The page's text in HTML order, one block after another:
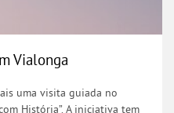
Vialonga
uma visita guiada no
História”. A iniciativa tem